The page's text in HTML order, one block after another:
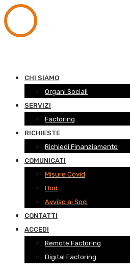
CHI SIAMO
Organi Sociali
SERVIZI
Factoring
RICHIESTE
Richiedi Finanziamento
COMUNICATI
Misure Covid
Dod
Avviso ai Soci
CONTATTI
ACCEDI
Remote Factoring
Digital Factoring